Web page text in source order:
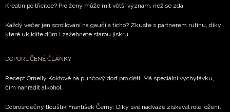
Kreatin po třicítce? Pro ženy může mít větší význam, než se zdá
Každý večer jen scrollování na gauči a ticho? Zkuste s partnerem rutinu, díky
které uklidíte dům i zažehnete starou jiskru
DOPORUČENÉ ČLÁNKY
Recept Ornelly Koktové na punčový dort pro děti: Má speciální vychytávku,
čím nahradit alkohol
Dobrosrdečný tlouštík František Černý: Díky své nadváze získával role, oženil